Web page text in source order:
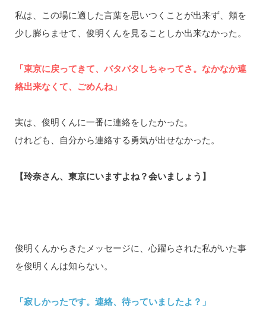
私は、この場に適した言葉を思いつくことが出来ず、頬を
少し膨らませて、俊明くんを見ることしか出来なかった。
「東京に戻ってきて、バタバタしちゃってさ。なかなか連
絡出来なくて、ごめんね」
実は、俊明くんに一番に連絡をしたかった。
けれども、自分から連絡する勇気が出せなかった。
【玲奈さん、東京にいますよね？会いましょう】
俊明くんからきたメッセージに、心躍らされた私がいた事
を俊明くんは知らない。
「寂しかったです。連絡、待っていましたよ？」